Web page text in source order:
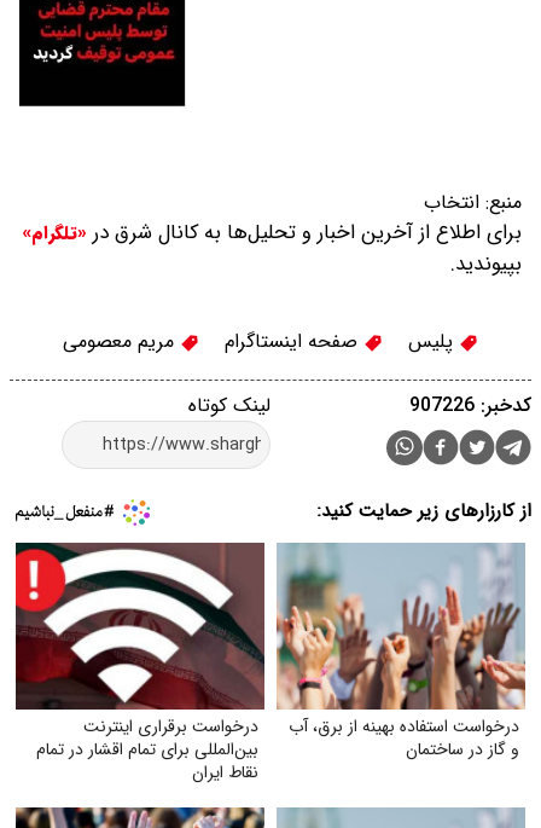
منبع: انتخاب
برای اطلاع از آخرین اخبار و تحلیل‌ها به کانال شرق در «تلگرام»
بپیوندید.
پلیس صفحه اینستاگرام مریم معصومی
لینک کوتاه کدخبر: 907226
از کارزارهای زیر حمایت کنید:
درخواست استفاده بهینه از برق، آب
و گاز در ساختمان
درخواست برقراری اینترنت
بین‌المللی برای تمام اقشار در تمام
نقاط ایران